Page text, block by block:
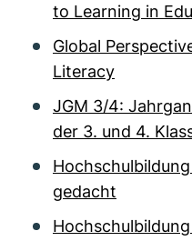
to Learning in
Global
Literacy
JGM 3/4:
der 3. und 4.
gedacht